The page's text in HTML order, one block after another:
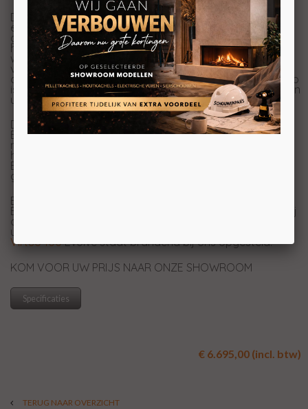
De unieke Evolve Flame technology -met opnames van
echt houtvuur- in combinatie met het met houtsnippers
gedecoreerde gloeibed zorgt voor een zeer realistische
houtvuurbeleving. Daarnaast heeft de haard dankzij het
warmte-element van 1 tot 2 kW ook een
verwarmingsfunctie. Lage en brede afmetingen maken
de haarden zeer geschikt voor de populaire cinewalls. Zo
is de DRU Virtuo Evolve altijd een stijlvolle toevoeging aan
uw interieur.
Dankzij het plug & play systeem plaatst u de Virtuo
Evolve eenvoudig op elke gewenste plek in huis. U heeft
namelijk geen schoorsteen of afvoer nodig doordat de
haard op elektriciteit werkt. Daarnaast heeft de Virtuo
Evolve nauwelijks onderhoud nodig. Dat is onbezorgd
genieten!
Bent u benieuwd geworden naar de DRU Virtuo 150/2
Evolve of andere elektrische haarden? Kom dan langs bij
ons, waar verschillende elektrische haarden voor
u opgesteld staan in onze 1200m2 showroom. De
Virtuo 100Evolve staat brandend bij ons opgesteld.
KOM VOOR UW PRIJS NAAR ONZE SHOWROOM
Specificaties
€ 6.695,00 (incl. btw)
TERUG NAAR OVERZICHT